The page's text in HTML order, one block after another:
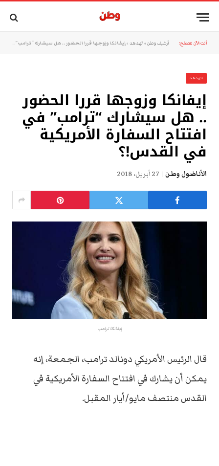
أنت الآن تتصفح: أرشيف وطن »الهدهد »إيفانكا وزوجها قررا الحضور .. هل سيشارك “ترامب” في افتتاح السفارة الأمريكية في القدس!؟
الهدهد
إيفانكا وزوجها قررا الحضور
.. هل سيشارك “ترامب” في
افتتاح السفارة الأمريكية
في القدس!؟
الأناضول وطن 27 أبريل، 2018
إيفانكا ترامب
قال الرئيس الأمريكي دونالد ترامب، الجمعة، إنه
يمكن أن يشارك في افتتاح السفارة الأمريكية في
القدس منتصف مايو/أيار المقبل.